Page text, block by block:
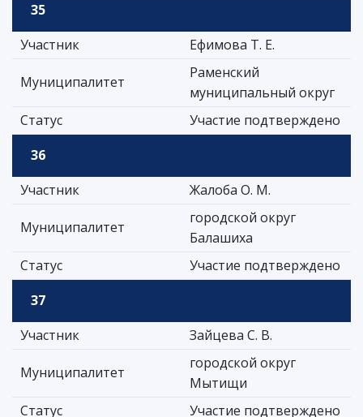
35
Участник
Ефимова Т. Е.
Муниципалитет
Раменский
муниципальный округ
Статус
Участие подтверждено
36
Участник
Жалоба О. М.
Муниципалитет
городской округ
Балашиха
Статус
Участие подтверждено
37
Участник
Зайцева С. В.
Муниципалитет
городской округ
Мытищи
Статус
Участие подтверждено